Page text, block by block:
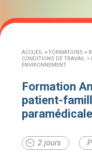
ACCUEIL> FORMATIONS >
CONDITIONS DE TRAVAIL >
ENVIRONNEMENT
Formation
patient-
paramédicale
2 jours